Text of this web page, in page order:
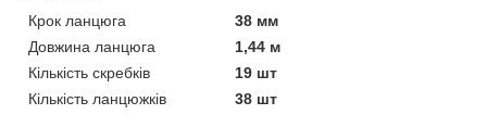
Крок ланцюга
38 мм
Довжина ланцюга
1,44 м
Кількість скребків
19 шт
Кількість ланцюжків
38 шт